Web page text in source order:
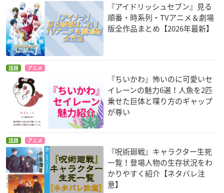
『アイドリッシュセブン』見る
順番・時系列・TVアニメ＆劇場
版全作品まとめ【2026年最新】
話題 アニメ
『ちいかわ』怖いのに可愛いセ
イレーンの魅力6選！人魚を2匹
乗せた巨体と喋り方のギャップ
が尊い
話題 アニメ
『呪術廻戦』キャラクター生死
一覧！登場人物の生存状況をわ
かりやすく紹介【ネタバレ注
意】